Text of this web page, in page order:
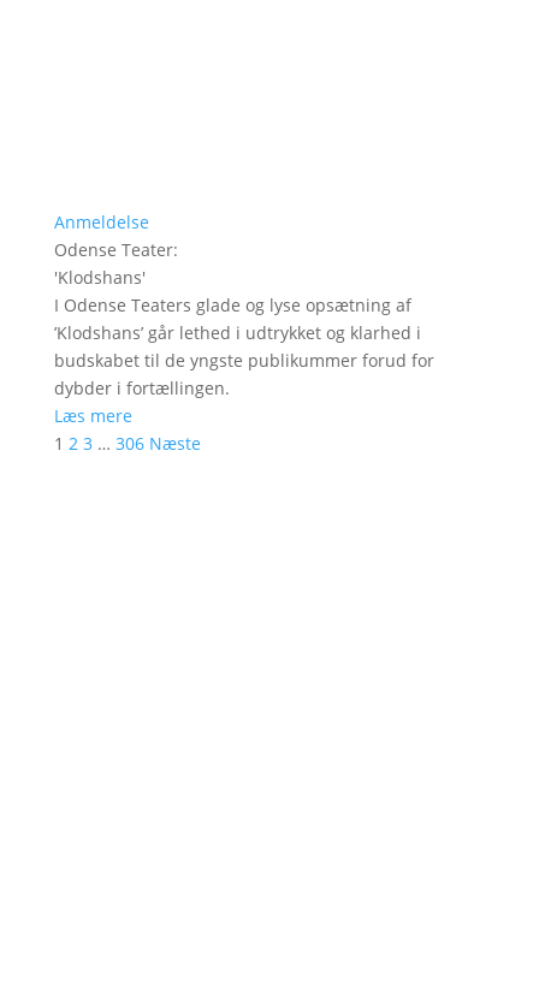
Anmeldelse
Odense Teater:
'Klodshans'
I Odense Teaters glade og lyse opsætning af
’Klodshans’ går lethed i udtrykket og klarhed i
budskabet til de yngste publikummer forud for
dybder i fortællingen.
Læs mere
1 2 3 … 306 Næste